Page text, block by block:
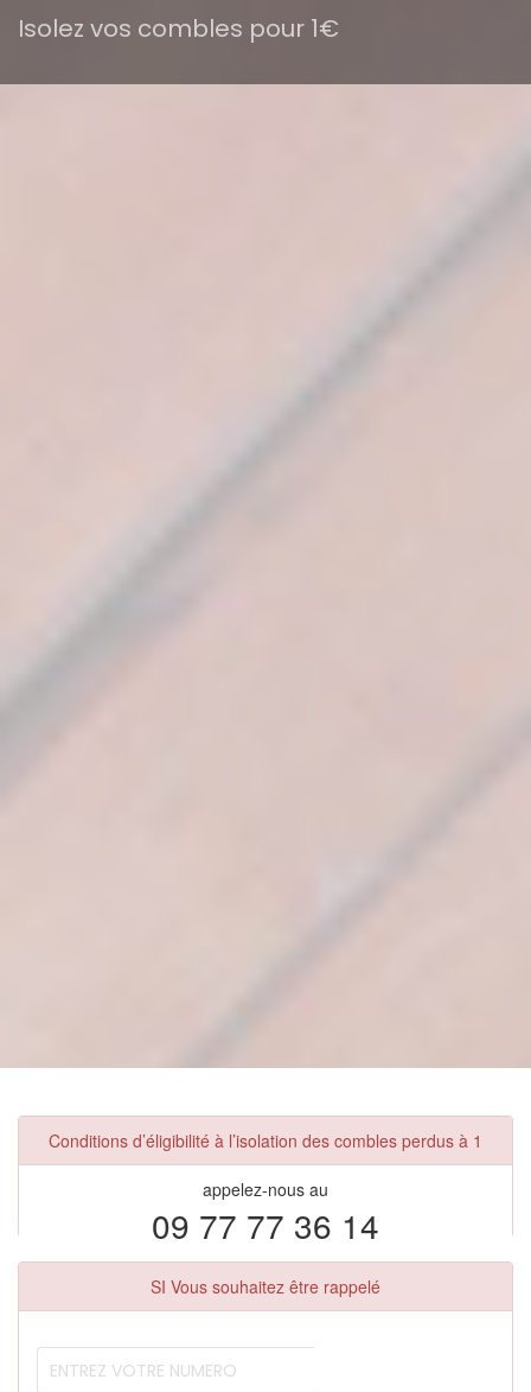
Isolez vos combles pour 1€
Conditions d’éligibilité à l’isolation des combles perdus à 1
appelez-nous au
09 77 77 36 14
SI Vous souhaitez être rappelé